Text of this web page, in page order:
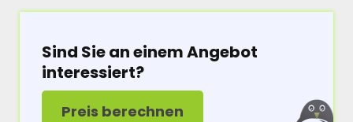
Sind Sie an einem Angebot
interessiert?
Preis berechnen